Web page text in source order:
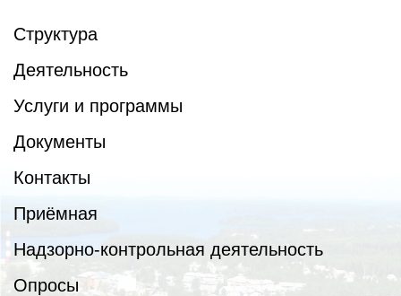
Структура
Деятельность
Услуги и программы
Документы
Контакты
Приёмная
Надзорно-контрольная деятельность
Опросы